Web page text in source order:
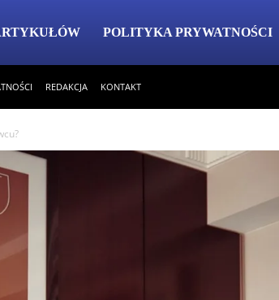
POLITYKA PRYWATNOŚCI
REDAKCJA KONTAKT